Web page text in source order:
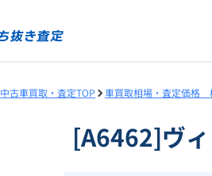
中古車買取・査定TOP 車買取相場・査定価格
[A6462]ヴ